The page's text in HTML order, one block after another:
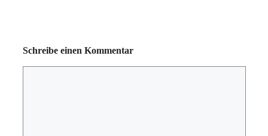
Schreibe einen Kommentar